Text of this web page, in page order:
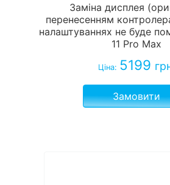
Заміна дисплея
перенесенням
налаштуваннях не буде
11 Pro Max
Ціна: 5199
Замовити